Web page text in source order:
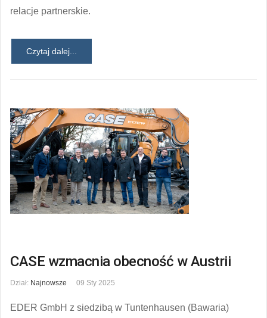
relacje partnerskie.
Czytaj dalej...
CASE wzmacnia obecność w Austrii
Dział: Najnowsze 09 Sty 2025
EDER GmbH z siedzibą w Tuntenhausen (Bawaria)